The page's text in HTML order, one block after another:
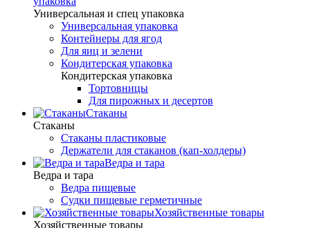
Универсальная и спец упаковка
Универсальная упаковка
Контейнеры для ягод
Для яиц и зелени
Кондитерская упаковка
Кондитерская упаковка
Тортовницы
Для пирожных и десертов
Стаканы
Стаканы
Стаканы пластиковые
Держатели для стаканов (кап-холдеры)
Ведра и тара
Ведра и тара
Ведра пищевые
Судки пищевые герметичные
Хозяйственные товары
Хозяйственные товары